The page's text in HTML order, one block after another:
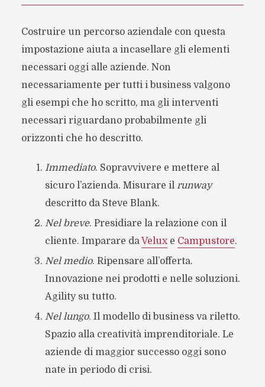
Costruire un percorso aziendale con questa
impostazione aiuta a incasellare gli elementi
necessari oggi alle aziende. Non
necessariamente per tutti i business valgono
gli esempi che ho scritto, ma gli interventi
necessari riguardano probabilmente gli
orizzonti che ho descritto.
Immediato. Sopravvivere e mettere al
sicuro l’azienda. Misurare il runway
descritto da Steve Blank.
Nel breve. Presidiare la relazione con il
cliente. Imparare daVeluxe Campustore.
Nel medio. Ripensare all’offerta.
Innovazione nei prodotti e nelle soluzioni.
Agility su tutto.
Nel lungo. Il modello di business va riletto.
Spazio alla creatività imprenditoriale. Le
aziende di maggior successo oggi sono
nate in periodo di crisi.